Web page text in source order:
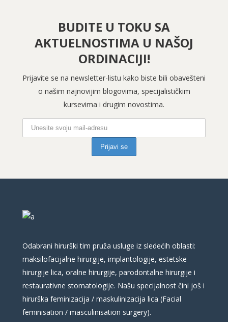
BUDITE U TOKU SA
AKTUELNOSTIMA U NAŠOJ
ORDINACIJI!
Prijavite se na newsletter-listu kako biste bili obavešteni
o našim najnovijim blogovima, specijalističkim
kursevima i drugim novostima.
Odabrani hirurški tim pruža usluge iz sledećih oblasti:
maksilofacijalne hirurgije, implantologije, estetske
hirurgije lica, oralne hirurgije, parodontalne hirurgije i
restaurativne stomatologije. Našu specijalnost čini još i
hirurška feminizacija / maskulinizacija lica (Facial
feminisation / masculinisation surgery).